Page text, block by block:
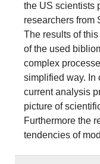
the US scientists
researchers from
The results of
of the used
complex
simplified way. In
current analysis
picture of
Furthermore the
tendencies of